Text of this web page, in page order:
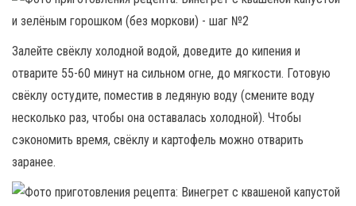
Залейте свёклу холодной водой, доведите до кипения и
отварите 55-60 минут на сильном огне, до мягкости. Готовую
свёклу остудите, поместив в ледяную воду (смените воду
несколько раз, чтобы она оставалась холодной). Чтобы
сэкономить время, свёклу и картофель можно отварить
заранее.